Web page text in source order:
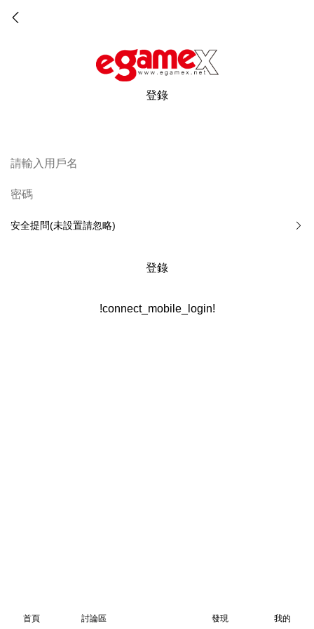
登錄
安全提問(未設置請忽略)
登錄
!connect_mobile_login!
首頁 討論區 發現 我的